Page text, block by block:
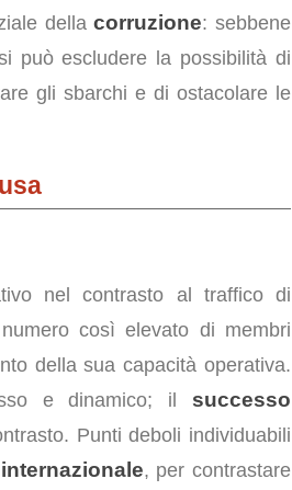
dellacorruzione: sebbene
può escludere la possibilità di
gli sbarchi e di ostacolare le
nel contrasto al traffico di
così elevato di membri
della sua capacità operativa.
e dinamico; il successo
Punti deboli individuabili
, per contrastare